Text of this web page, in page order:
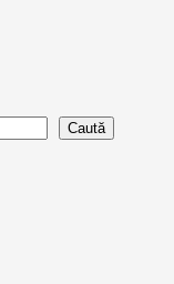
Caută